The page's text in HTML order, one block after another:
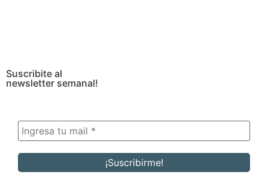
Suscribite al
newsletter semanal!